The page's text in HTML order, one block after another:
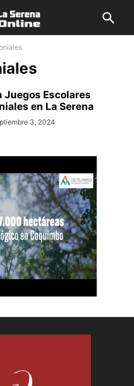
Juegos Escolares
en La Serena
3, 2024